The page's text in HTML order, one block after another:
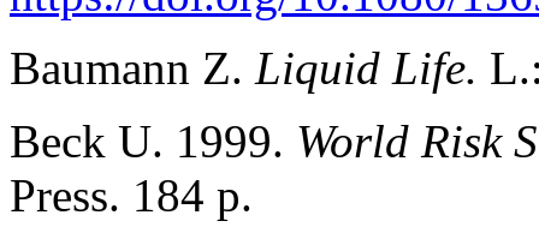
Baumann Z. Liquid Life.
Beck U. 1999. World Risk
Press. 184 p.